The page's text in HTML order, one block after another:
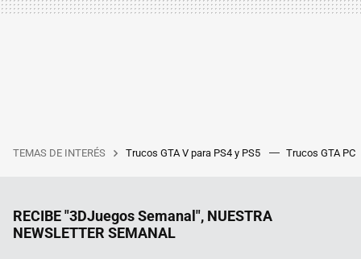
TEMAS DE INTERÉS Trucos GTA V para PS4 y PS5 Trucos GTA PC
RECIBE "3DJuegos Semanal", NUESTRA
NEWSLETTER SEMANAL